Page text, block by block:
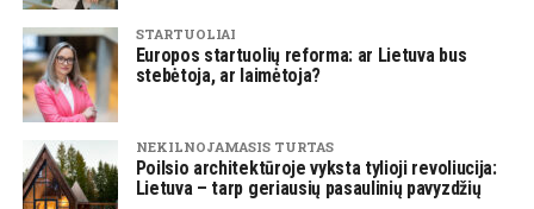
STARTUOLIAI
Europos startuolių reforma: ar Lietuva bus
stebėtoja, ar laimėtoja?
NEKILNOJAMASIS TURTAS
Poilsio architektūroje vyksta tylioji revoliucija:
Lietuva – tarp geriausių pasaulinių pavyzdžių